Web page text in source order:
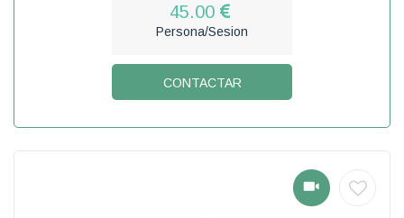
45.00
Persona/Sesion
CONTACTAR